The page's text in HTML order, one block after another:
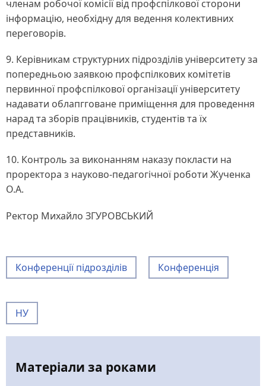
членам робочої комісії від профспілкової сторони
інформацію, необхідну для ведення колективних
переговорів.
9. Керівникам структурних підрозділів університету за
попередньою заявкою профспілкових комітетів
первинної профспілкової організації університету
надавати облапгговане приміщення для проведення
нарад та зборів працівників, студентів та їх
представників.
10. Контроль за виконанням наказу покласти на
проректора з науково-педагогічної роботи Жученка
О.А.
Ректор Михайло ЗГУРОВСЬКИЙ
Конференції підрозділів Конференція
НУ
Матеріали за роками